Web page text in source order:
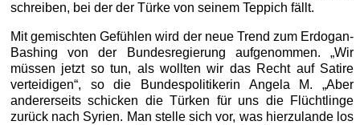
schreiben, bei der der Türke von seinem Teppich fällt.
Mit gemischten Gefühlen wird der neue Trend zum Erdogan-
Bashing von der Bundesregierung aufgenommen. „Wir
müssen jetzt so tun, als wollten wir das Recht auf Satire
verteidigen“, so die Bundespolitikerin Angela M. „Aber
andererseits schicken die Türken für uns die Flüchtlinge
zurück nach Syrien. Man stelle sich vor, was hierzulande los